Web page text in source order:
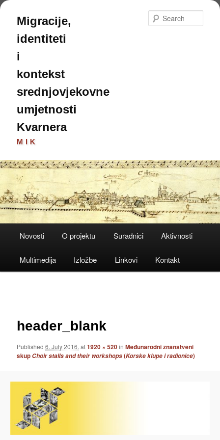
Skip
primary
content
Migracije,
identiteti
i
kontekst
srednjovjekovne
umjetnosti
Kvarnera
MIK
Novosti O projektu Suradnici Aktivnosti
Multimedija Izložbe Linkovi Kontakt
header_blank
Published6. July 2016. at1920 × 520inMeđunarodni znanstveni
skup Choir stalls and their workshops(Korske klupe i radionice)